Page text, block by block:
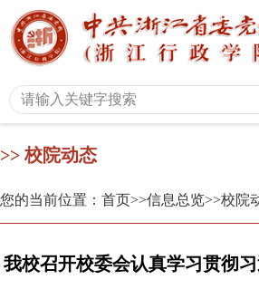
>> 校院动态
您的当前位置：首页>>信息总览>>校院
我校召开校委会认真学习贯彻